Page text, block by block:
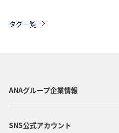
趣味 日本の歴史・文化・芸術
兵庫県 群馬県
タグ一覧
ANAグループ企業情報
SNS公式アカウント